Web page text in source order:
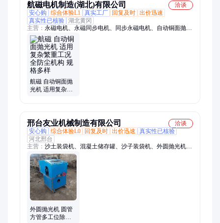
航磁电机制造(湖北)有限公司
洽谈
安心购
综合体验L1 真实工厂 回复及时 出价迅速
真实性已核验 湖北黄冈
主营： 永磁电机、永磁同步电机、同步永磁电机、自动铜面抛光
机、永磁变频电机、永磁直驱电机、永磁节能电机
航磁 自动铜面抛
光机 适用复杂繁
邢台友业机械制造有限公司
洽谈
安心购
综合体验L0 回复及时 出价迅速
真实性已核验
河北邢台
主营： 沙土装袋机、混凝土储存罐、沙子装袋机、外圆抛光机、
有机肥装袋机
外圆抛光机 圆管
方管多工位除锈